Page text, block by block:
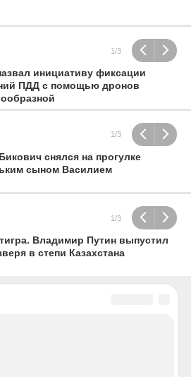
1/3
инициативу фиксации
ПДД с помощью дронов
1/3
снялся на прогулке
сыном Василием
1/3
Владимир Путин выпустил
в степи Казахстана